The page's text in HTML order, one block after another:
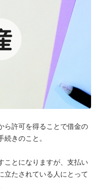
ら許可を得ることで借金の
きのこと。
ことになりますが、支払い
立たされている人にとって